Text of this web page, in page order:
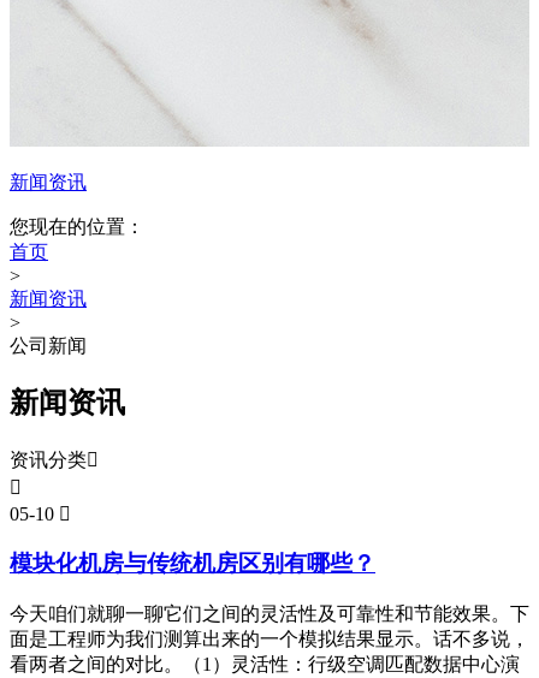
新闻资讯
您现在的位置：
首页
>
新闻资讯
>
公司新闻
新闻资讯
资讯分类

05-10 
模块化机房与传统机房区别有哪些？
今天咱们就聊一聊它们之间的灵活性及可靠性和节能效果。下
面是工程师为我们测算出来的一个模拟结果显示。话不多说，
看两者之间的对比。（1）灵活性：行级空调匹配数据中心演